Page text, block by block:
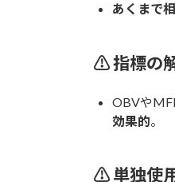
あくまで
⚠ 指標の
OBVや
効果的。
⚠ 単独使